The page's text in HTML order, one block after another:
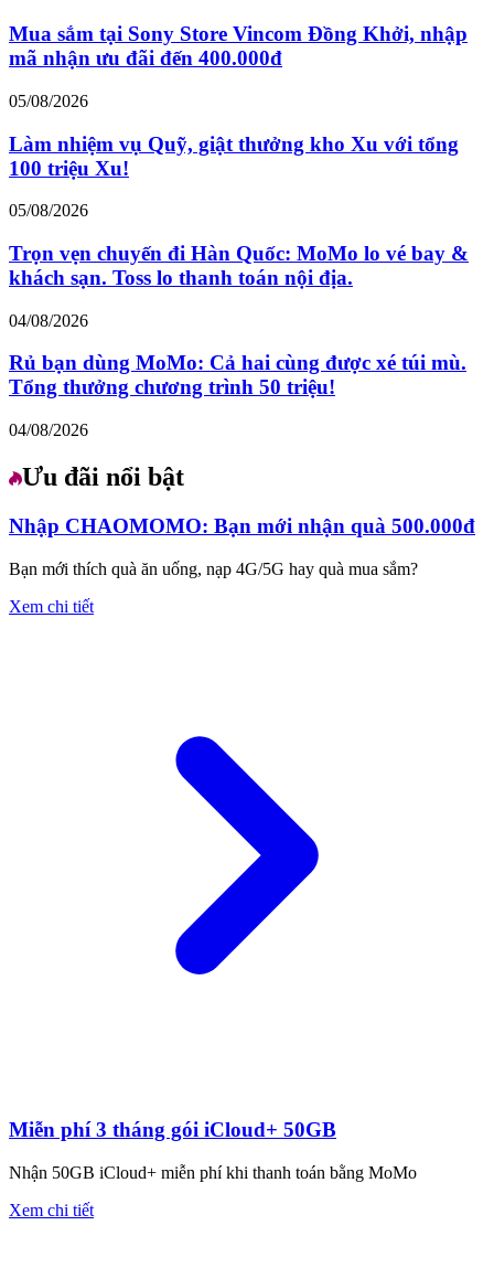
Mua sắm tại Sony Store Vincom Đồng Khởi, nhập
mã nhận ưu đãi đến 400.000đ
05/08/2026
Làm nhiệm vụ Quỹ, giật thưởng kho Xu với tổng
100 triệu Xu!
05/08/2026
Trọn vẹn chuyến đi Hàn Quốc: MoMo lo vé bay &
khách sạn. Toss lo thanh toán nội địa.
04/08/2026
Rủ bạn dùng MoMo: Cả hai cùng được xé túi mù.
Tổng thưởng chương trình 50 triệu!
04/08/2026
Ưu đãi nổi bật
Nhập CHAOMOMO: Bạn mới nhận quà 500.000đ
Bạn mới thích quà ăn uống, nạp 4G/5G hay quà mua sắm?
Xem chi tiết
Miễn phí 3 tháng gói iCloud+ 50GB
Nhận 50GB iCloud+ miễn phí khi thanh toán bằng MoMo
Xem chi tiết